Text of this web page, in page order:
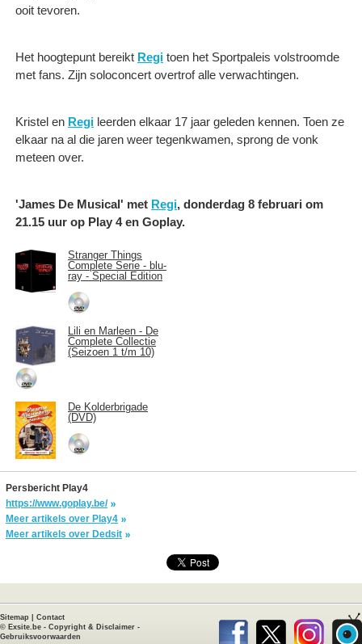
ooit tevoren.
Het hoogtepunt bereikt Regi toen het Sportpaleis volstroomde
met fans. Zijn soloconcert overtrof alle verwachtingen.
Kristel en Regi leerden elkaar 17 jaar geleden kennen. Toen ze
elkaar na al die jaren weer tegenkwamen, sprong de vonk
meteen over.
'James De Musical' met Regi, donderdag 8 februari om
21.15 uur op Play 4 en Goplay.
Stranger Things
Complete Serie - blu-
ray - Special Edition
Lili en Marleen - De
Complete Collectie
(Seizoen 1 t/m 10)
De Kolderbrigade
(DVD)
Persbericht Play4
https://www.goplay.be/
Meer artikels over Play4
Meer artikels over Dedsit
Sitemap
Contact
© Exsite.be - Copyright & Disclaimer -
Gebruiksvoorwaarden